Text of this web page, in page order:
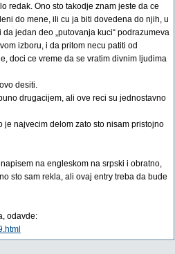
redak. Ono sto takodje znam jeste da ce
do mene, ili cu ja biti dovedena do njih, u
jedan deo „putovanja kuci“ podrazumeva
izboru, i da pritom necu patiti od
doci ce vreme da se vratim divnim ljudima
desiti.
drugacijem, ali ove reci su jednostavno
je najvecim delom zato sto nisam pristojno
na engleskom na srpski i obratno,
sto sam rekla, ali ovaj entry treba da bude
odavde: